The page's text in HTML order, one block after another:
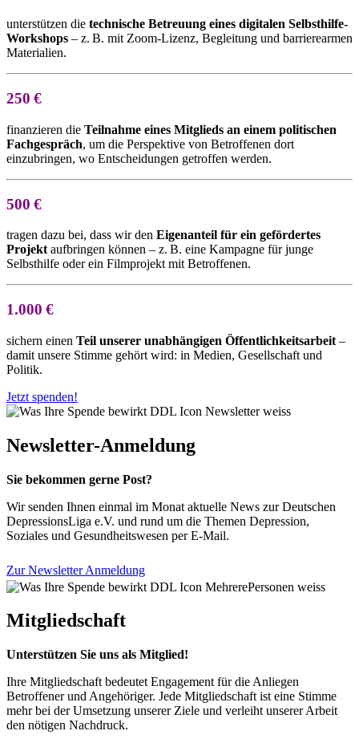
unterstützen die technische Betreuung eines digitalen Selbsthilfe-
Workshops – z. B. mit Zoom-Lizenz, Begleitung und barrierearmen
Materialien.
250 €
finanzieren die Teilnahme eines Mitglieds an einem politischen
Fachgespräch, um die Perspektive von Betroffenen dort
einzubringen, wo Entscheidungen getroffen werden.
500 €
tragen dazu bei, dass wir den Eigenanteil für ein gefördertes
Projekt aufbringen können – z. B. eine Kampagne für junge
Selbsthilfe oder ein Filmprojekt mit Betroffenen.
1.000 €
sichern einen Teil unserer unabhängigen Öffentlichkeitsarbeit –
damit unsere Stimme gehört wird: in Medien, Gesellschaft und
Politik.
Jetzt spenden!
Newsletter-Anmeldung
Sie bekommen gerne Post?
Wir senden Ihnen einmal im Monat aktuelle News zur Deutschen
DepressionsLiga e.V. und rund um die Themen Depression,
Soziales und Gesundheitswesen per E-Mail.
Zur Newsletter Anmeldung
Mitgliedschaft
Unterstützen Sie uns als Mitglied!
Ihre Mitgliedschaft bedeutet Engagement für die Anliegen
Betroffener und Angehöriger. Jede Mitgliedschaft ist eine Stimme
mehr bei der Umsetzung unserer Ziele und verleiht unserer Arbeit
den nötigen Nachdruck.